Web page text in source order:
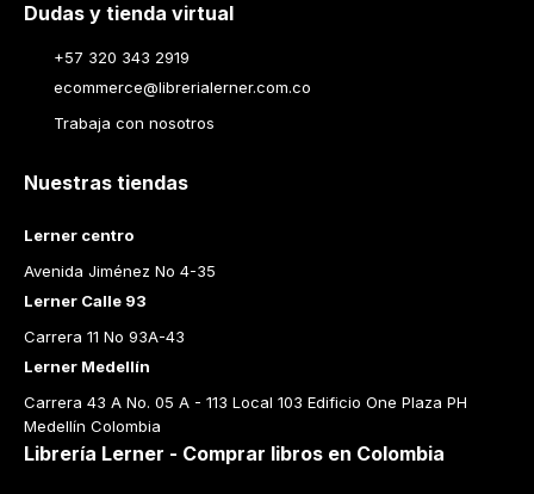
Dudas y tienda virtual
+57 320 343 2919
ecommerce@librerialerner.com.co
Trabaja con nosotros
Nuestras tiendas
Lerner centro
Avenida Jiménez No 4-35
Lerner Calle 93
Carrera 11 No 93A-43
Lerner Medellín
Carrera 43 A No. 05 A - 113 Local 103 Edificio One Plaza PH
Medellín Colombia
Librería Lerner - Comprar libros en Colombia